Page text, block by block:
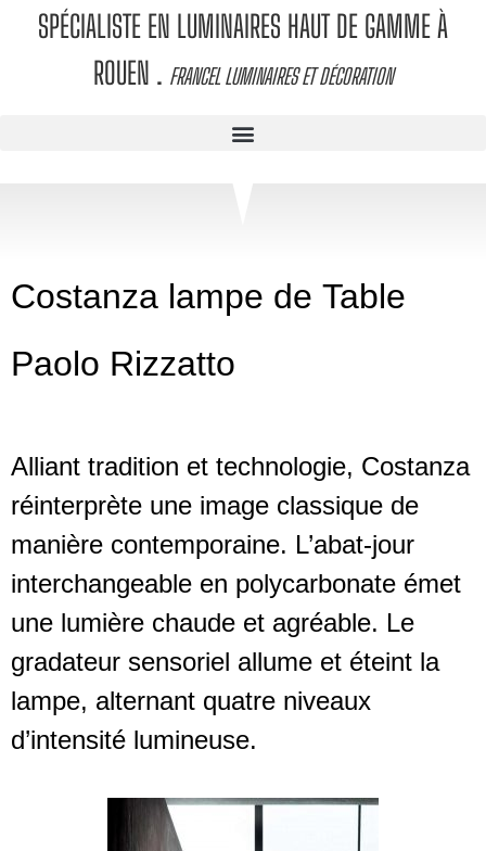
SPÉCIALISTE EN LUMINAIRES HAUT DE GAMME À
ROUEN . FRANCEL LUMINAIRES ET DÉCORATION
Costanza lampe de Table
Paolo Rizzatto
Alliant tradition et technologie, Costanza
réinterprète une image classique de
manière contemporaine. L’abat-jour
interchangeable en polycarbonate émet
une lumière chaude et agréable. Le
gradateur sensoriel allume et éteint la
lampe, alternant quatre niveaux
d’intensité lumineuse.